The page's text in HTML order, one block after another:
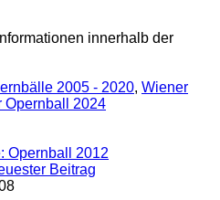
innerhalb der
2005 - 2020, Wiener
Opernball 2024
Opernball 2012
Beitrag